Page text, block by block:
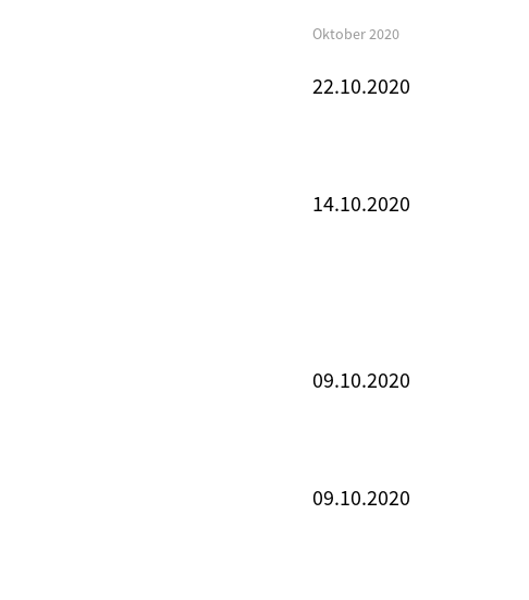
Oktober 2020
22.10.2020
14.10.2020
09.10.2020
09.10.2020